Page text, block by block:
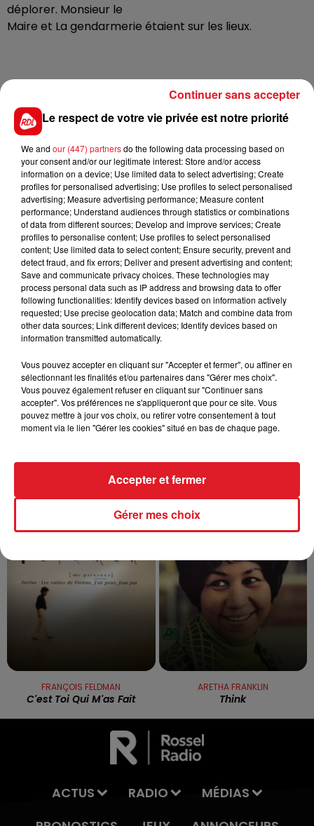
déplorer. Monsieur le
Maire et La gendarmerie étaient sur les lieux.
15 juillet 2026
BÉTHUNE: ENQUÊTE POUR HOMICIDE
VOLONTAIRE EN COURS, APRÈS LA...
Selon les premiers éléments, le logement servait
à des prostituées
13 juillet 2026
WINGLES: UN JEUNE PERD LA VIE, NOYÉ À
TITRES DIFFUSÉS
FRANÇOIS FELDMAN
C'est Toi Qui M'as Fait
ARETHA FRANKLIN
Think
ACTUS RADIO
MÉDIAS
Le respect de votre vie privée est notre priorité
We and our (447) partnersdo the following data processing based on
your consent and/or our legitimate interest: Store and/or access
information on a device; Use limited data to select advertising; Create
profiles for personalised advertising; Use profiles to select personalised
advertising; Measure advertising performance; Measure content
performance; Understand audiences through statistics or combinations
of data from different sources; Develop and improve services; Create
profiles to personalise content; Use profiles to select personalised
content; Use limited data to select content; Ensure security, prevent and
detect fraud, and fix errors; Deliver and present advertising and content;
Save and communicate privacy choices. These technologies may
process personal data such as IP address and browsing data to offer
following functionalities: Identify devices based on information actively
requested; Use precise geolocation data; Match and combine data from
other data sources; Link different devices; Identify devices based on
information transmitted automatically.
Vous pouvez accepter en cliquant sur "Accepter et fermer", ou affiner en
sélectionnant les finalités et/ou partenaires dans "Gérer mes choix".
Vous pouvez également refuser en cliquant sur "Continuer sans
accepter". Vos préférences ne s'appliqueront que pour ce site. Vous
pouvez mettre à jour vos choix, ou retirer votre consentement à tout
moment via le lien "Gérer les cookies" situé en bas de chaque page.
Gérer mes choix
Accepter et fermer
Continuer sans accepter